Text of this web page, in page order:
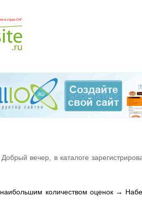
Добрый вечер, в каталоге
количеством оценок →